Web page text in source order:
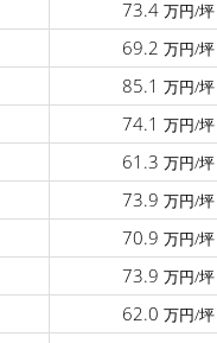
73.4 万円/坪
69.2 万円/坪
85.1 万円/坪
74.1 万円/坪
61.3 万円/坪
73.9 万円/坪
70.9 万円/坪
73.9 万円/坪
62.0 万円/坪